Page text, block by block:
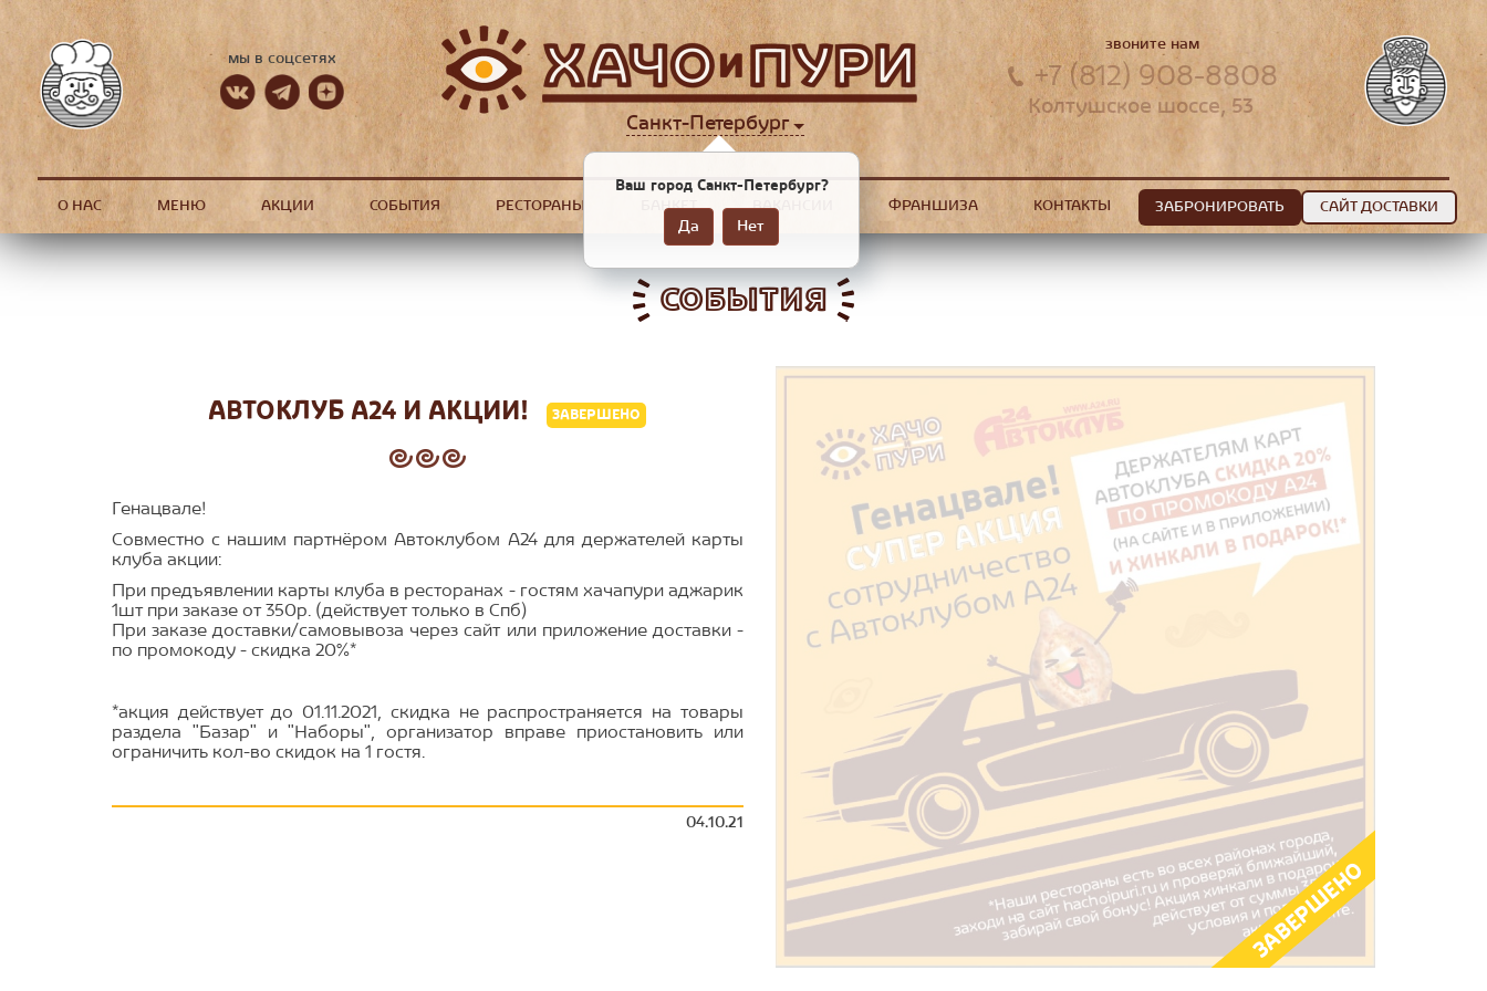
мы в соцсетях
Санкт-Петербург
Ваш город Санкт-Петербург?
Да Нет
звоните нам
+7 (812) 908-8808
Колтушское шоссе, 53
О НАС МЕНЮ АКЦИИ СОБЫТИЯ РЕСТОРАНЫ БАНКЕТ ВАКАНСИИ ФРАНШИЗА КОНТАКТЫ ЗАБРОНИРОВАТЬ САЙТ ДОСТАВКИ
СОБЫТИЯ
АВТОКЛУБ А24 И АКЦИИ! ЗАВЕРШЕНО
Генацвале!
Совместно с нашим партнёром Автоклубом А24 для держателей карты
клуба акции:
При предъявлении карты клуба в ресторанах - гостям хачапури аджарик
1шт при заказе от 350р. (действует только в Спб)
При заказе доставки/самовывоза через сайт или приложение доставки -
по промокоду - скидка 20%*
*акция действует до 01.11.2021, скидка не распространяется на товары
раздела "Базар" и "Наборы", организатор вправе приостановить или
ограничить кол-во скидок на 1 гостя.
04.10.21
ЗАВЕРШЕНО